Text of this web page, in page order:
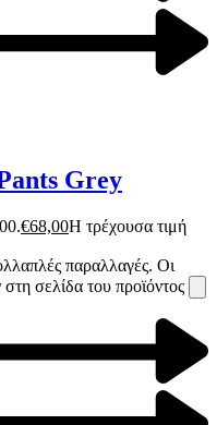
Grey
€68,00Η τρέχουσα τιμή
παραλλαγές. Οι
σελίδα του προϊόντος